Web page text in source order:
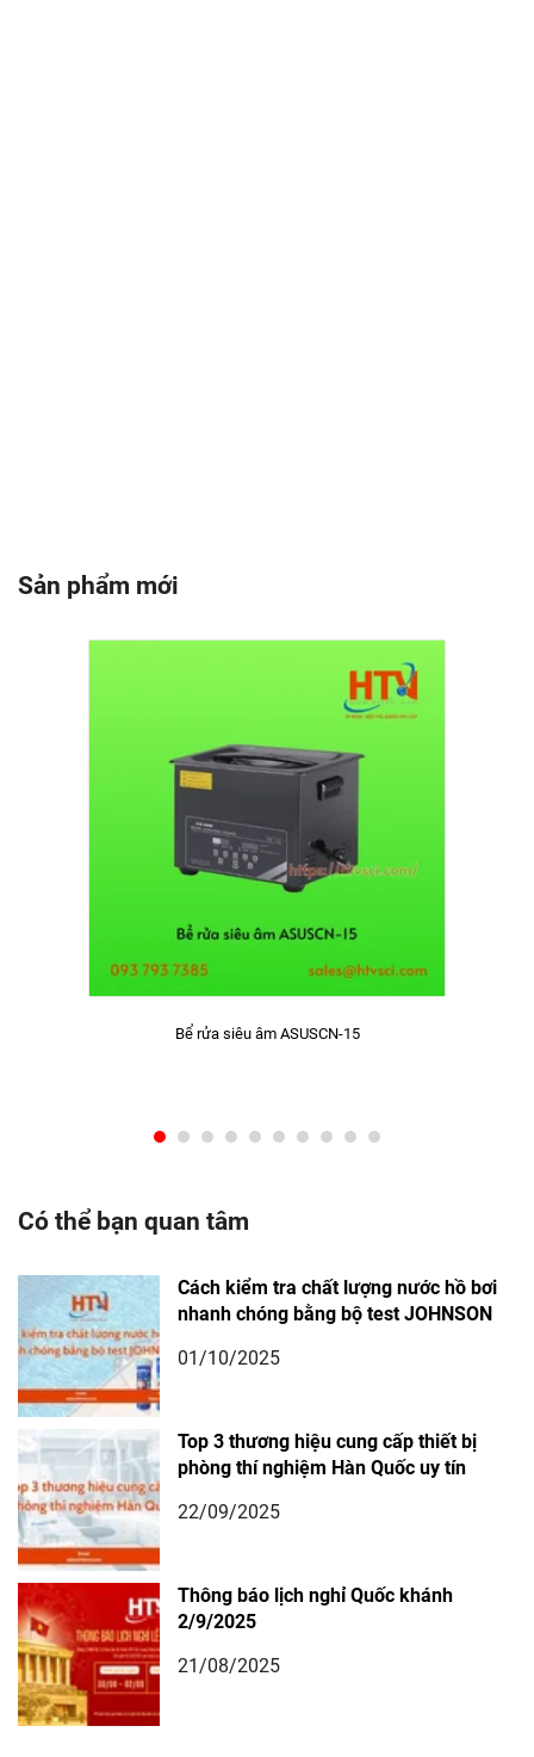
Sản phẩm mới
Bể rửa siêu âm ASUSCN-15
Có thể bạn quan tâm
Cách kiểm tra chất lượng nước hồ bơi
nhanh chóng bằng bộ test JOHNSON
01/10/2025
Top 3 thương hiệu cung cấp thiết bị
phòng thí nghiệm Hàn Quốc uy tín
22/09/2025
Thông báo lịch nghỉ Quốc khánh
2/9/2025
21/08/2025